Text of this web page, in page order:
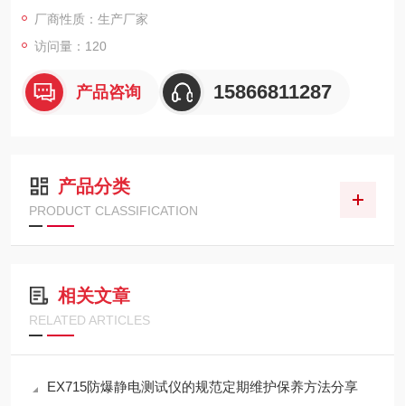
厂商性质：生产厂家
访问量：120
产品咨询 15866811287
产品分类
PRODUCT CLASSIFICATION
相关文章
RELATED ARTICLES
EX715防爆静电测试仪的规范定期维护保养方法分享